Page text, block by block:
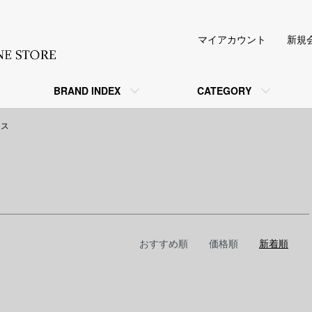
BRAND INDEX CATEGORY
マイアカウント 新規
おすすめ順 価格順 新着順